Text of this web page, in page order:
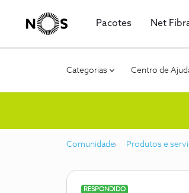
Pacotes Net
Categorias Centro de
Comunidade Produtos e
RESPONDIDO